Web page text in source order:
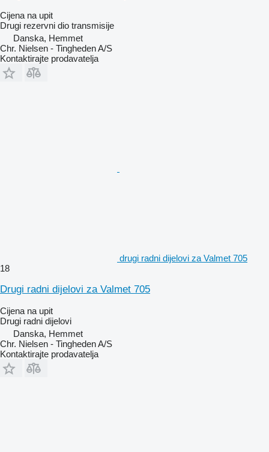
Cijena na upit
Drugi rezervni dio transmisije
Danska, Hemmet
Chr. Nielsen - Tingheden A/S
Kontaktirajte prodavatelja
drugi radni dijelovi za Valmet 705
18
Drugi radni dijelovi za Valmet 705
Cijena na upit
Drugi radni dijelovi
Danska, Hemmet
Chr. Nielsen - Tingheden A/S
Kontaktirajte prodavatelja